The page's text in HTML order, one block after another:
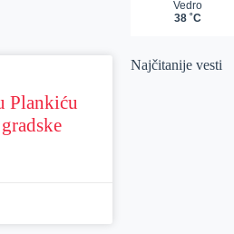
Plankiću
Najčitanije vesti